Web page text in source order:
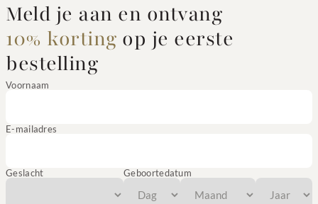
Meld je aan en ontvang
10% korting op je eerste
bestelling
Voornaam
E-mailadres
Geslacht Geboortedatum